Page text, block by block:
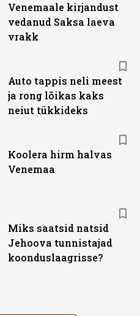
Venemaale kirjandust
vedanud Saksa laeva
vrakk
Auto tappis neli meest
ja rong lõikas kaks
neiut tükkideks
Koolera hirm halvas
Venemaa
Miks saatsid natsid
Jehoova tunnistajad
koonduslaagrisse?